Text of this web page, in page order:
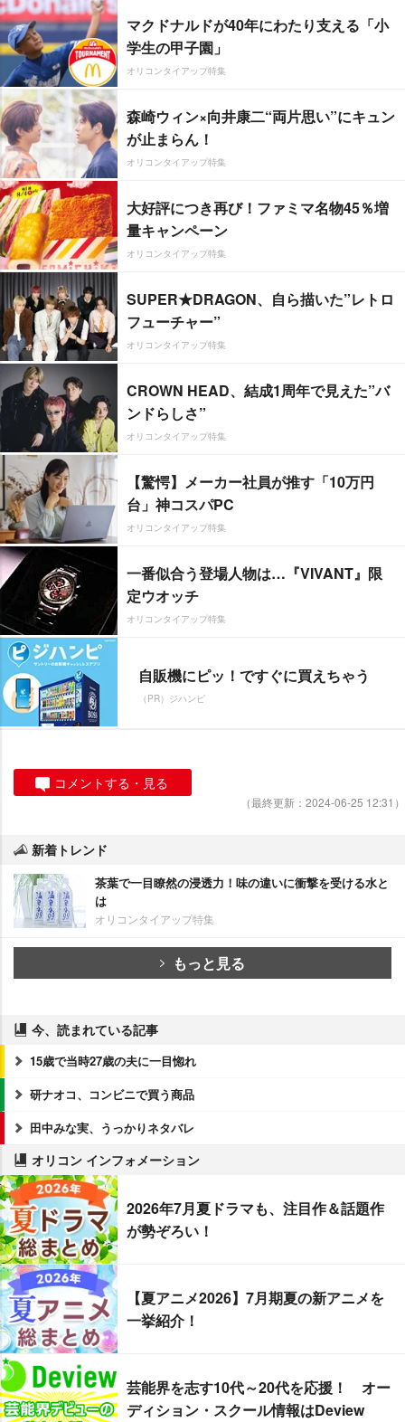
マクドナルドが40年にわたり支える「小
学生の甲子園」
オリコンタイアップ特集
森崎ウィン×向井康二“両片思い”にキュン
が止まらん！
オリコンタイアップ特集
大好評につき再び！ファミマ名物45％増
量キャンペーン
オリコンタイアップ特集
SUPER★DRAGON、自ら描いた”レトロ
フューチャー”
オリコンタイアップ特集
CROWN HEAD、結成1周年で見えた”バ
ンドらしさ”
オリコンタイアップ特集
【驚愕】メーカー社員が推す「10万円
台」神コスパPC
オリコンタイアップ特集
一番似合う登場人物は…『VIVANT』限
定ウオッチ
オリコンタイアップ特集
自販機にピッ！ですぐに買えちゃう
（PR）ジハンピ
コメントする・見る
（最終更新：2024-06-25 12:31）
新着トレンド
茶葉で一目瞭然の浸透力！味の違いに衝撃を受ける水と
は
オリコンタイアップ特集
もっと見る
今、読まれている記事
15歳で当時27歳の夫に一目惚れ
研ナオコ、コンビニで買う商品
田中みな実、うっかりネタバレ
オリコン インフォメーション
2026年7月夏ドラマも、注目作＆話題作
が勢ぞろい！
【夏アニメ2026】7月期夏の新アニメを
一挙紹介！
芸能界を志す10代～20代を応援！ オー
ディション・スクール情報はDeview